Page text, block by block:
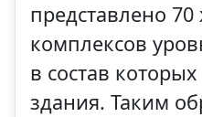
представлено
комплексов
в состав
здания. Таким